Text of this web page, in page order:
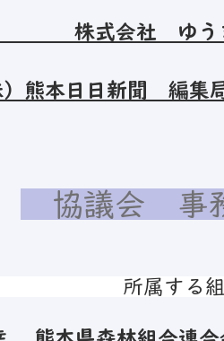
株式会社 ゆ
本日日新聞 編集局
協議会 事
所属する